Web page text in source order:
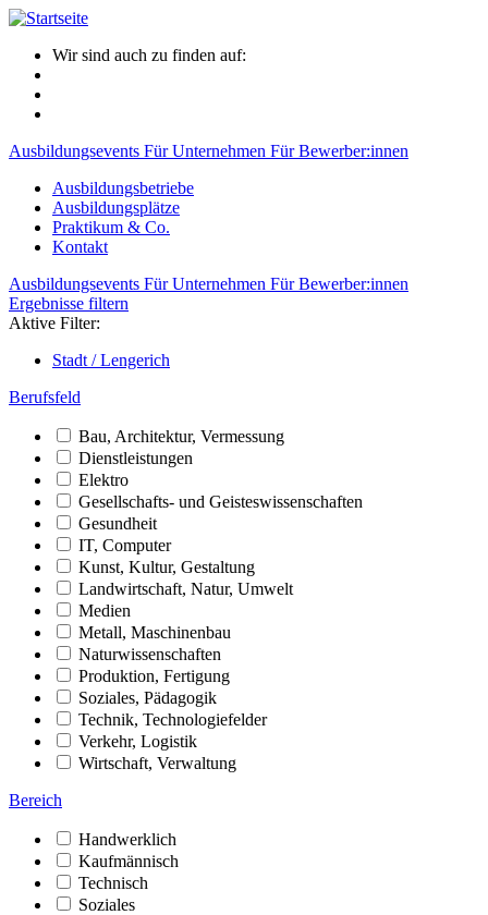
Wir sind auch zu finden auf:
Ausbildungsevents Für Unternehmen Für Bewerber:innen
Ausbildungsbetriebe
Ausbildungsplätze
Praktikum & Co.
Kontakt
Ausbildungsevents Für Unternehmen Für Bewerber:innen
Ergebnisse filtern
Aktive Filter:
Stadt / Lengerich
Berufsfeld
Bau, Architektur, Vermessung
Dienstleistungen
Elektro
Gesellschafts- und Geisteswissenschaften
Gesundheit
IT, Computer
Kunst, Kultur, Gestaltung
Landwirtschaft, Natur, Umwelt
Medien
Metall, Maschinenbau
Naturwissenschaften
Produktion, Fertigung
Soziales, Pädagogik
Technik, Technologiefelder
Verkehr, Logistik
Wirtschaft, Verwaltung
Bereich
Handwerklich
Kaufmännisch
Technisch
Soziales